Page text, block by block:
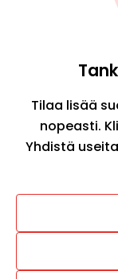
Tilaa lisää
nopeasti.
Yhdistä